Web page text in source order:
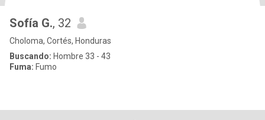
Sofía G., 32
Choloma, Cortés, Honduras
Buscando: Hombre 33 - 43
Fuma: Fumo